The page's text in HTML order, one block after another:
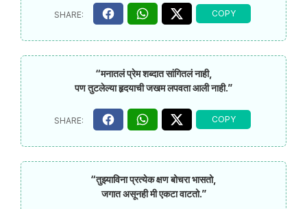
“मनातलं प्रेम शब्दात सांगितलं नाही,
पण तुटलेल्या हृदयाची जखम लपवता आली नाही.”
“तुझ्याविना प्रत्येक क्षण बोचरा भासतो,
जगात असूनही मी एकटा वाटतो.”